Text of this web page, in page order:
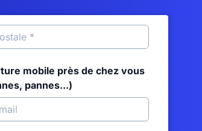
mobile près de chez vous
pannes...)